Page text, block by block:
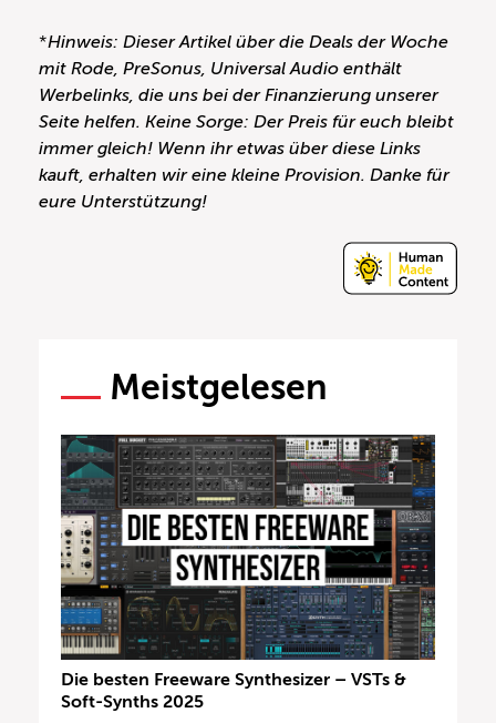
*Hinweis: Dieser Artikel über die Deals der Woche
mit Rode, PreSonus, Universal Audio enthält
Werbelinks, die uns bei der Finanzierung unserer
Seite helfen. Keine Sorge: Der Preis für euch bleibt
immer gleich! Wenn ihr etwas über diese Links
kauft, erhalten wir eine kleine Provision. Danke für
eure Unterstützung!
Meistgelesen
Die besten Freeware Synthesizer – VSTs &
Soft-Synths 2025